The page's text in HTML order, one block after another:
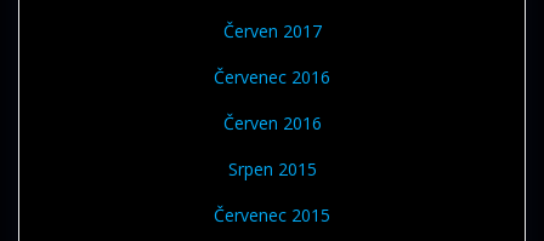
Červen 2017
Červenec 2016
Červen 2016
Srpen 2015
Červenec 2015